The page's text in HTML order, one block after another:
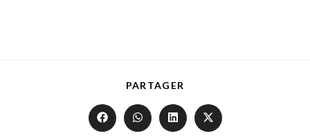
PARTAGER
CONTENU
Ouvrir
dans
Ouvrir
dans
Ouvrir
dans
Ouvrir
dans